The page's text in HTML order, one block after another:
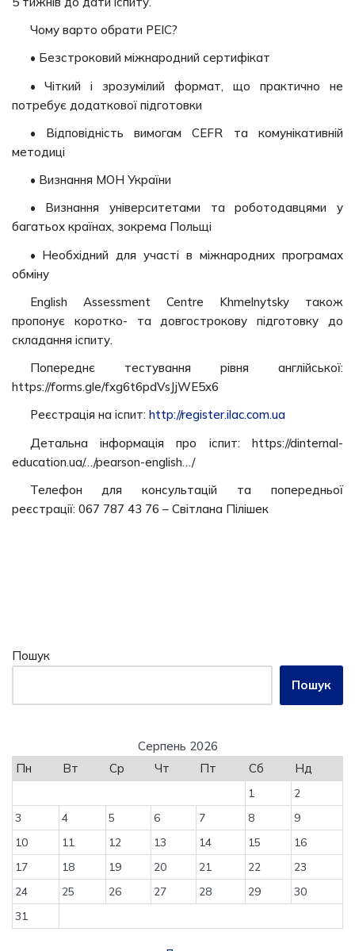
Чому варто обрати PEIC?
• Безстроковий міжнародний сертифікат
• Чіткий і зрозумілий формат, що практично не
потребує додаткової підготовки
• Відповідність вимогам CEFR та комунікативній
методиці
• Визнання МОН України
• Визнання університетами та роботодавцями у
багатьох країнах, зокрема Польщі
• Необхідний для участі в міжнародних програмах
обміну
English Assessment Centre Khmelnytsky також
пропонує коротко- та довгострокову підготовку до
складання іспиту.
Попереднє тестування рівня англійської:
https://forms.gle/fxg6t6pdVsJjWE5x6
Реєстрація на іспит: http://register.ilac.com.ua
Детальна інформація про іспит: https://dinternal-
education.ua/…/pearson-english…/
Телефон для консультацій та попередньої
реєстрації: 067 787 43 76 – Світлана Пілішек
Пошук
Пошук
Серпень 2026
Пн
Вт Ср Чт Пт Сб Нд
1
2
3
4 5 6 7 8
9
10
11 12 13 14 15
16
17
18 19 20 21 22
23
24
25 26 27 28 29
30
31